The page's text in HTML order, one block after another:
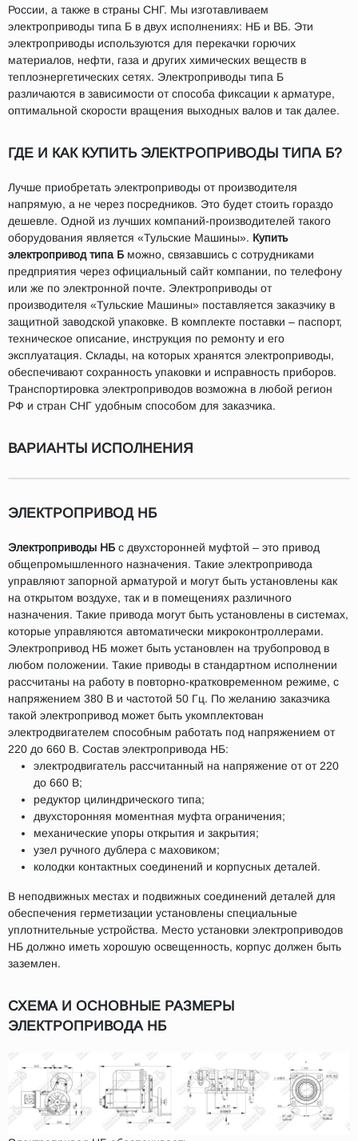
России, а также в страны СНГ. Мы изготавливаем
электроприводы типа Б в двух исполнениях: НБ и ВБ. Эти
электроприводы используются для перекачки горючих
материалов, нефти, газа и других химических веществ в
теплоэнергетических сетях. Электроприводы типа Б
различаются в зависимости от способа фиксации к арматуре,
оптимальной скорости вращения выходных валов и так далее.
ГДЕ И КАК КУПИТЬ ЭЛЕКТРОПРИВОДЫ ТИПА Б?
Лучше приобретать электроприводы от производителя
напрямую, а не через посредников. Это будет стоить гораздо
дешевле. Одной из лучших компаний-производителей такого
оборудования является «Тульские Машины». Купить
электропривод типа Б можно, связавшись с сотрудниками
предприятия через официальный сайт компании, по телефону
или же по электронной почте. Электроприводы от
производителя «Тульские Машины» поставляется заказчику в
защитной заводской упаковке. В комплекте поставки – паспорт,
техническое описание, инструкция по ремонту и его
эксплуатация. Склады, на которых хранятся электроприводы,
обеспечивают сохранность упаковки и исправность приборов.
Транспортировка электроприводов возможна в любой регион
РФ и стран СНГ удобным способом для заказчика.
ВАРИАНТЫ ИСПОЛНЕНИЯ
ЭЛЕКТРОПРИВОД НБ
Электроприводы НБ с двухсторонней муфтой – это привод
общепромышленного назначения. Такие электропривода
управляют запорной арматурой и могут быть установлены как
на открытом воздухе, так и в помещениях различного
назначения. Такие привода могут быть установлены в системах,
которые управляются автоматически микроконтроллерами.
Электропривод НБ может быть установлен на трубопровод в
любом положении. Такие приводы в стандартном исполнении
рассчитаны на работу в повторно-кратковременном режиме, с
напряжением 380 В и частотой 50 Гц. По желанию заказчика
такой электропривод может быть укомплектован
электродвигателем способным работать под напряжением от
220 до 660 В. Состав электропривода НБ:
электродвигатель рассчитанный на напряжение от от 220
до 660 В;
редуктор цилиндрического типа;
двухсторонняя моментная муфта ограничения;
механические упоры открытия и закрытия;
узел ручного дублера с маховиком;
колодки контактных соединений и корпусных деталей.
В неподвижных местах и подвижных соединений деталей для
обеспечения герметизации установлены специальные
уплотнительные устройства. Место установки электроприводов
НБ должно иметь хорошую освещенность, корпус должен быть
заземлен.
СХЕМА И ОСНОВНЫЕ РАЗМЕРЫ
ЭЛЕКТРОПРИВОДА НБ